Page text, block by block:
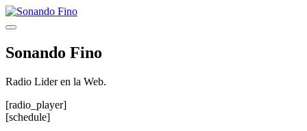
Saltar
al
Menú
Sonando Fino
Radio Lider en la Web.
[radio_player]
[schedule]